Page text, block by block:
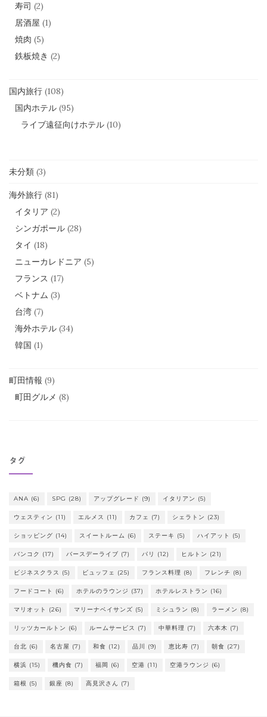
寿司 (2)
居酒屋 (1)
焼肉 (5)
鉄板焼き (2)
国内旅行 (108)
国内ホテル (95)
ライブ遠征向けホテル (10)
未分類 (3)
海外旅行 (81)
イタリア (2)
シンガポール (28)
タイ (18)
ニューカレドニア (5)
フランス (17)
ベトナム (3)
台湾 (7)
海外ホテル (34)
韓国 (1)
町田情報 (9)
町田グルメ (8)
タグ
ANA (6) SPG (28) アップグレード (9) イタリアン (5)
ウェスティン (11) エルメス (11) カフェ (7) シェラトン (23)
ショッピング (14) スイートルーム (6) ステーキ (5) ハイアット (5)
バンコク (17) バースデーライブ (7) パリ (12) ヒルトン (21)
ビジネスクラス (5) ビュッフェ (25) フランス料理 (8) フレンチ (8)
フードコート (6) ホテルのラウンジ (37) ホテルレストラン (16)
マリオット (26) マリーナベイサンズ (5) ミシュラン (8) ラーメン (8)
リッツカールトン (6) ルームサービス (7) 中華料理 (7) 六本木 (7)
台北 (6) 名古屋 (7) 和食 (12) 品川 (9) 恵比寿 (7) 朝食 (27)
横浜 (15) 機内食 (7) 福岡 (6) 空港 (11) 空港ラウンジ (6)
箱根 (5) 銀座 (8) 高見沢さん (7)